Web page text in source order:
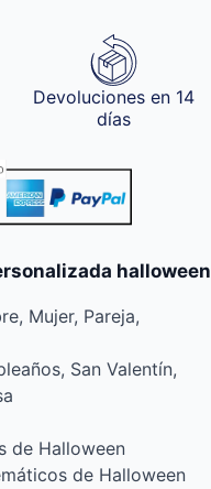
Devoluciones en 14
días
halloween
Mujer, Pareja,
San Valentín,
de Halloween
de Halloween